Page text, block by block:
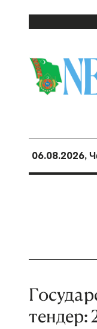
06.08.2026,
тендер: